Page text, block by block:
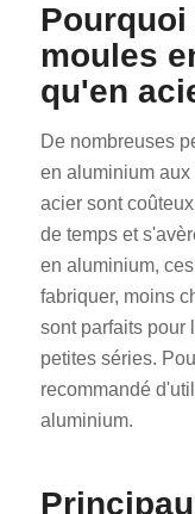
moules
qu'en
De nombreuses
en aluminium aux
acier sont
de temps et
en aluminium,
fabriquer, moins
sont parfaits pour
petites séries.
recommandé
aluminium.